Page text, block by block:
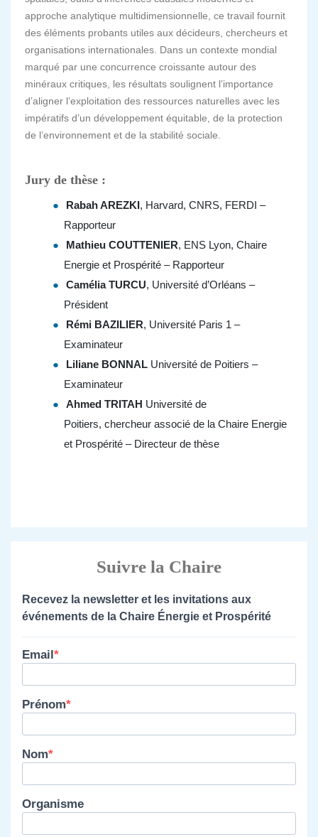
approche analytique multidimensionnelle, ce travail fournit
des éléments probants utiles aux décideurs, chercheurs et
organisations internationales. Dans un contexte mondial
marqué par une concurrence croissante autour des
minéraux critiques, les résultats soulignent l’importance
d’aligner l’exploitation des ressources naturelles avec les
impératifs d’un développement équitable, de la protection
de l’environnement et de la stabilité sociale.
Jury de thèse :
Rabah AREZKI, Harvard, CNRS, FERDI –
Rapporteur
Mathieu COUTTENIER, ENS Lyon, Chaire
Energie et Prospérité – Rapporteur
Camélia TURCU, Université d’Orléans –
Président
Rémi BAZILIER, Université Paris 1 –
Examinateur
Liliane BONNALUniversité de Poitiers –
Examinateur
Ahmed TRITAH Université de
Poitiers, chercheur associé de la Chaire Energie
et Prospérité – Directeur de thèse
Suivre la Chaire
Recevez la newsletter et les invitations aux
événements de la Chaire Énergie et Prospérité
Email
Prénom
Nom
Organisme